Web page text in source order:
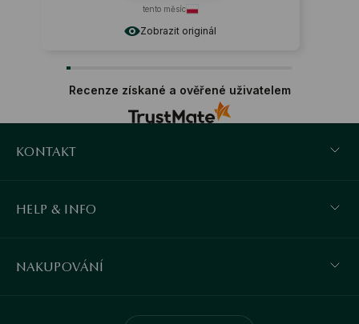
Zobrazit originál
tento měsíc
Recenze získané a ověřené uživatelem
KONTAKT
HELP & INFO
NAKUPOVÁNÍ